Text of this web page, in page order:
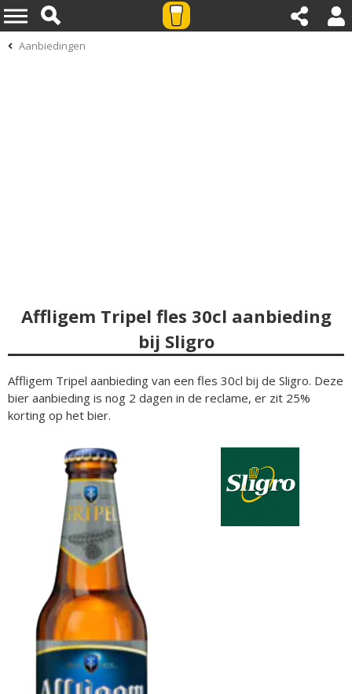
Aanbiedingen
Affligem Tripel fles 30cl aanbieding
bij Sligro
Affligem Tripel aanbieding van een fles 30cl bij de Sligro. Deze
bier aanbieding is nog 2 dagen in de reclame, er zit 25%
korting op het bier.